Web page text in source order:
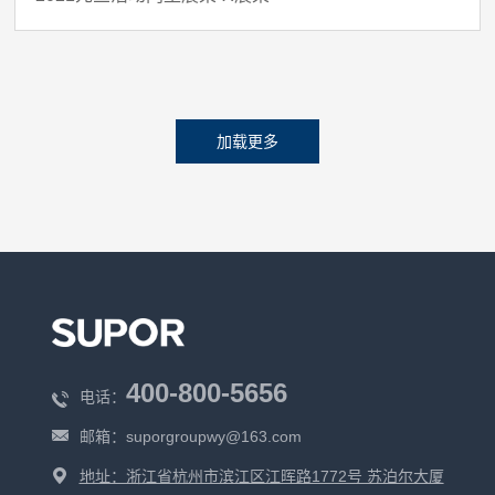
加载更多
电话： 400-800-5656
邮箱： suporgroupwy@163.com
地址：浙江省杭州市滨江区江晖路1772号 苏泊尔大厦